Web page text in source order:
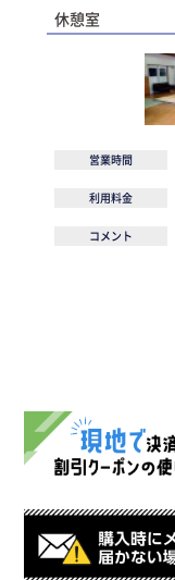
休憩室
営業時間
利用料金
コメント